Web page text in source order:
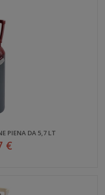
PIENA DA 5,7 LT
€